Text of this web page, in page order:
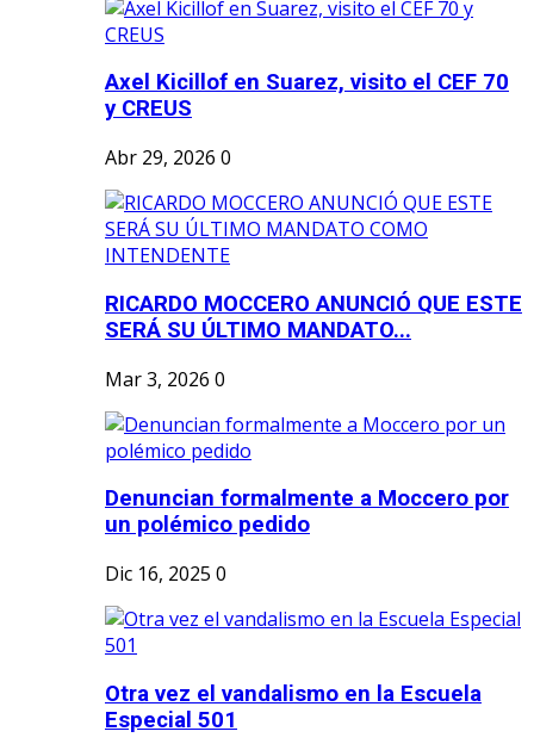
Axel Kicillof en Suarez, visito el CEF 70
y CREUS
Abr 29, 2026 0
RICARDO MOCCERO ANUNCIÓ QUE ESTE
SERÁ SU ÚLTIMO MANDATO...
Mar 3, 2026 0
Denuncian formalmente a Moccero por
un polémico pedido
Dic 16, 2025 0
Otra vez el vandalismo en la Escuela
Especial 501